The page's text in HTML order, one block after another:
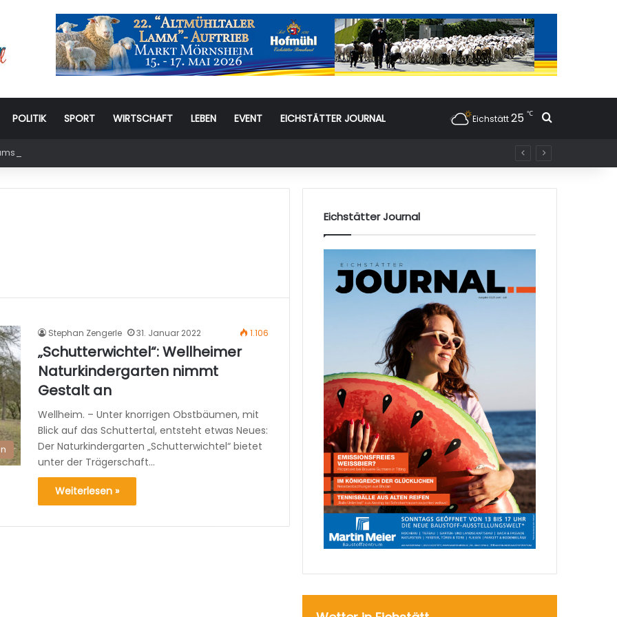
POLITIK SPORT WIRTSCHAFT LEBEN EVENT EICHSTÄTTER JOURNAL Eichstätt25 ℃ Suchen
6. Eichstätter Kinder- und Jugendtag – für ganze Familie
Stephan Zengerle 31. Januar 2022 1.106
„Schutterwichtel“: Wellheimer
Naturkindergarten nimmt
Gestalt an
Wellheim. – Unter knorrigen Obstbäumen, mit
Blick auf das Schuttertal, entsteht etwas Neues:
Der Naturkindergarten „Schutterwichtel“ bietet
unter der Trägerschaft…
Weiterlesen »
Eichstätter Journal